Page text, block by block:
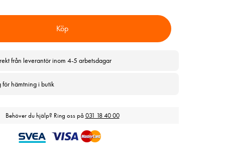
Köp
från leverantör inom 4-5 arbetsdagar
för hämtning i butik
Behöver du hjälp? Ring oss på 031 18 40 00